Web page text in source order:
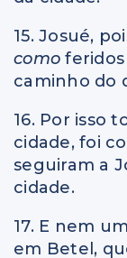
15. Josué,
como
caminho do
16. Por isso
cidade, foi
seguiram a
cidade.
17. E nem
em Betel,